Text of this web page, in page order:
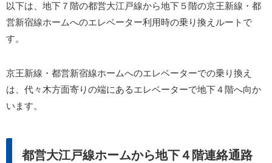
以下は、地下７階の都営大江戸線から地下５階の京王新線・都
営新宿線ホームへのエレベーター利用時の乗り換えルートで
す。
京王新線・都営新宿線ホームへのエレベーターでの乗り換え
は、代々木方面寄りの端にあるエレベーターで地下４階へ向か
います。
都営大江戸線ホームから地下４階連絡通路